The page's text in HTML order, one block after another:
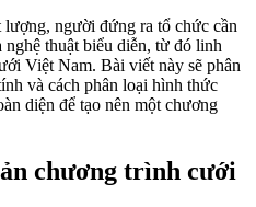
người đứng ra tổ chức cần
thuật biểu diễn, từ đó linh
Việt Nam. Bài viết này sẽ phân
và cách phân loại hình thức
diện để tạo nên một chương
chương trình cưới